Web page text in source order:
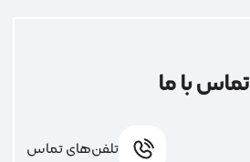
تماس با ما
تلفن‌های تماس